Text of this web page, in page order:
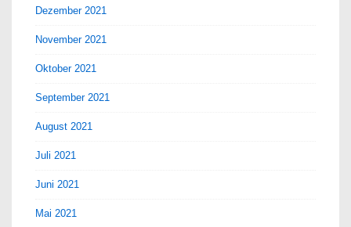
Dezember 2021
November 2021
Oktober 2021
September 2021
August 2021
Juli 2021
Juni 2021
Mai 2021